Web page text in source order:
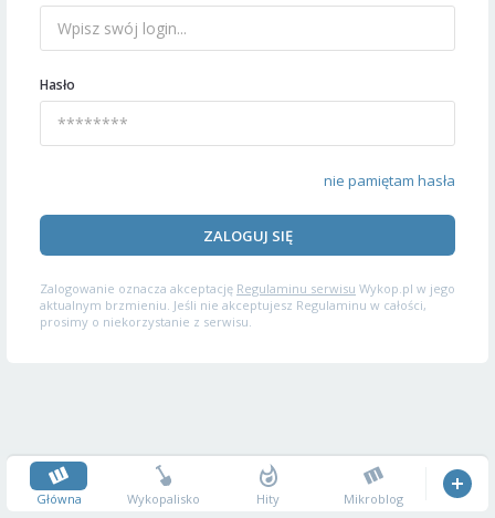
Hasło
nie pamiętam hasła
ZALOGUJ SIĘ
Zalogowanie oznacza akceptację Regulaminu serwisu Wykop.pl w jego
aktualnym brzmieniu. Jeśli nie akceptujesz Regulaminu w całości,
prosimy o niekorzystanie z serwisu.
Główna Wykopalisko Hity Mikroblog